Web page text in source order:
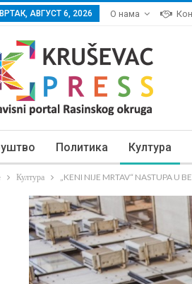
АВГУСТ 6, 2026 О нама
Политика Култура
Култура „KENI NIJE MRTAV“ NASTUPA U